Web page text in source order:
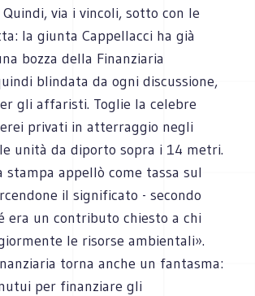
via i vincoli, sotto con le
la giunta Cappellacci ha già
bozza della Finanziaria
blindata da ogni discussione,
gli affaristi. Toglie la celebre
privati in atterraggio negli
unità da diporto sopra i 14 metri.
stampa appellò come tassa sul
il significato - secondo
era un contributo chiesto a chi
le risorse ambientali».
torna anche un fantasma:
per finanziare gli